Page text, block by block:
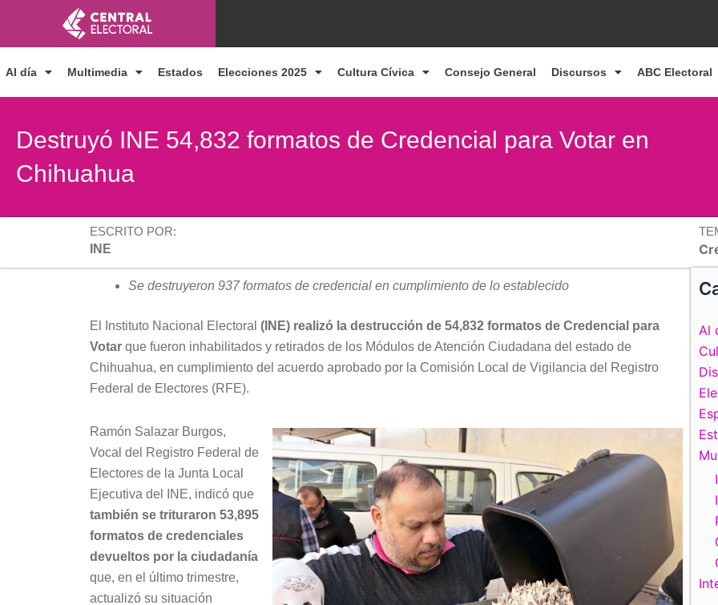
contenido
Al día Multimedia Estados Elecciones 2025 Cultura Cívica Consejo General Discursos ABC Electoral
Destruyó INE 54,832 formatos de Credencial para Votar en
Chihuahua
ESCRITO POR:
INE
Se destruyeron 937 formatos de credencial en cumplimiento de lo establecido
El Instituto Nacional Electoral (INE) realizó la destrucción de 54,832 formatos de Credencial para
Votar que fueron inhabilitados y retirados de los Módulos de Atención Ciudadana del estado de
Chihuahua, en cumplimiento del acuerdo aprobado por la Comisión Local de Vigilancia del Registro
Federal de Electores (RFE).
Ramón Salazar Burgos,
Vocal del Registro Federal de
Electores de la Junta Local
Ejecutiva del INE, indicó que
también se trituraron 53,895
formatos de credenciales
devueltos por la ciudadanía
que, en el último trimestre,
actualizó su situación
Al